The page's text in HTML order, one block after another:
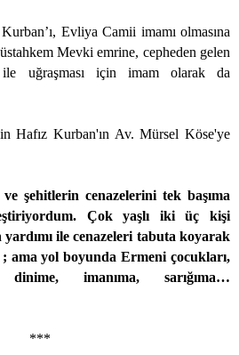
Evliya Camii imamı olmasına
Mevki emrine, cepheden gelen
uğraşması için imam olarak da
Hafız Kurban'ın Av. Mürsel Köse'ye
şehitlerin cenazelerini tek başıma
Çok yaşlı iki üç kişi
ile cenazeleri tabuta koyarak
ama yol boyunda Ermeni çocukları,
imanıma, sarığıma…
***